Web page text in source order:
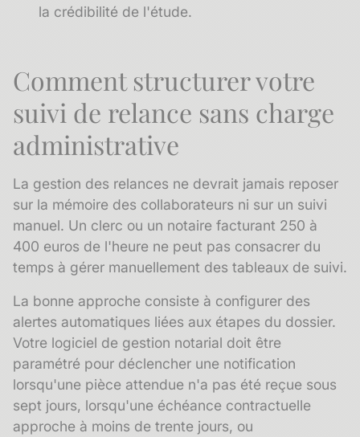
la crédibilité de l'étude.
Comment structurer votre
suivi de relance sans charge
administrative
La gestion des relances ne devrait jamais reposer
sur la mémoire des collaborateurs ni sur un suivi
manuel. Un clerc ou un notaire facturant 250 à
400 euros de l'heure ne peut pas consacrer du
temps à gérer manuellement des tableaux de suivi.
La bonne approche consiste à configurer des
alertes automatiques liées aux étapes du dossier.
Votre logiciel de gestion notarial doit être
paramétré pour déclencher une notification
lorsqu'une pièce attendue n'a pas été reçue sous
sept jours, lorsqu'une échéance contractuelle
approche à moins de trente jours, ou